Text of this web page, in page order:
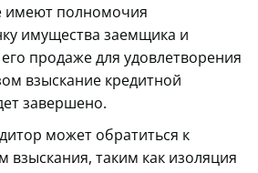
имеют полномочия
имущества заемщика и
продаже для удовлетворения
взыскание кредитной
завершено.
может обратиться к
взыскания, таким как изоляция